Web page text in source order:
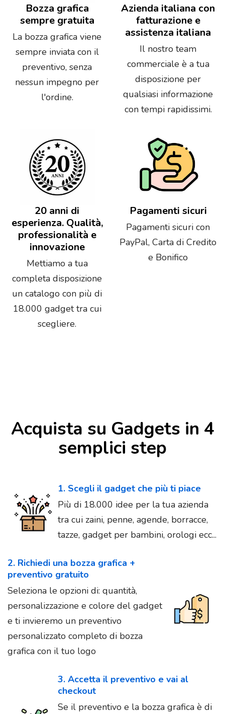
Bozza grafica
sempre gratuita
La bozza grafica viene
sempre inviata con il
preventivo, senza
nessun impegno per
l'ordine.
Azienda italiana con
fatturazione e
assistenza italiana
Il nostro team
commerciale è a tua
disposizione per
qualsiasi informazione
con tempi rapidissimi.
20 anni di
esperienza. Qualità,
professionalità e
innovazione
Mettiamo a tua
completa disposizione
un catalogo con più di
18.000 gadget tra cui
scegliere.
Pagamenti sicuri
Pagamenti sicuri con
PayPal, Carta di Credito
e Bonifico
Acquista su Gadgets in 4
semplici step
1. Scegli il gadget che più ti piace
Più di 18.000 idee per la tua azienda
tra cui zaini, penne, agende, borracce,
tazze, gadget per bambini, orologi ecc...
2. Richiedi una bozza grafica +
preventivo gratuito
Seleziona le opzioni di: quantità,
personalizzazione e colore del gadget
e ti invieremo un preventivo
personalizzato completo di bozza
grafica con il tuo logo
3. Accetta il preventivo e vai al
checkout
Se il preventivo e la bozza grafica è di